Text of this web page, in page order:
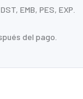
EMB, PES, EXP.
del pago.